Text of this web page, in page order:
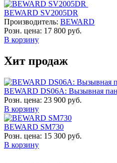
BEWARD SV2005DR
Производитель: BEWARD
Розн. цена: 17 800 руб.
В корзину
Хит продаж
BEWARD DS06A: Вызывная
Розн. цена: 23 900 руб.
В корзину
BEWARD SM730
Розн. цена: 15 300 руб.
В корзину